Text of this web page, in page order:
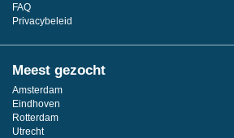
FAQ
Privacybeleid
Meest gezocht
Amsterdam
Eindhoven
Rotterdam
Utrecht